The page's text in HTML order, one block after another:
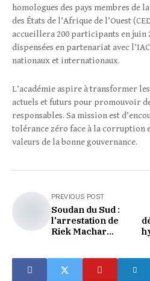
homologues des pays membres de
des États de l’Afrique de l’Ouest
accueillera 200 participants en juin
dispensées en partenariat avec
nationaux et internationaux.
L’académie aspire à transformer
actuels et futurs pour promouvoir
responsables. Sa mission est
tolérance zéro face à la corruption
valeurs de la bonne gouvernance.
PREVIOUS POST
Soudan du Sud :
l'arrestation de
Riek Machar